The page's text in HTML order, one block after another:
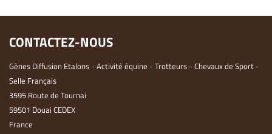
CONTACTEZ-NOUS
Gènes Diffusion Etalons - Activité équine - Trotteurs - Chevaux de Sport -
Selle Français
3595 Route de Tournai
59501 Douai CEDEX
France